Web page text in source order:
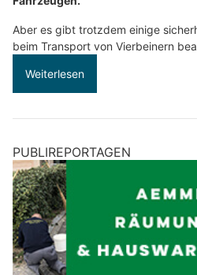
Aber es gibt trotzdem einige
beim Transport von Vierbeinern
Weiterlesen
PUBLIREPORTAGEN